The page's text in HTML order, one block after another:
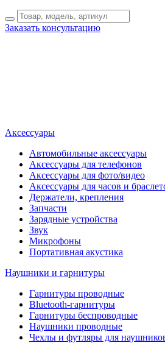
Заказать консультацию
Аксессуары
Автомобильные аксессуары
Аксессуары для телефонов
Аксессуары для фото/видео
Аксессуары для часов и
Держатели, крепления
Запчасти
Зарядные устройства
Звук
Микрофоны
Портативная акустика
Наушники и гарнитуры
Гарнитуры проводные
Bluetooth-гарнитуры
Гарнитуры беспроводные
Наушники проводные
Чехлы и футляры для